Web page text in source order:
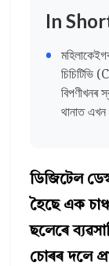
In
চিচিটিভি
বিপণীখনৰ
থানাত এখন
ডিজিটেল
হৈছে এক
ছলেৰে
চোৰৰ দলে